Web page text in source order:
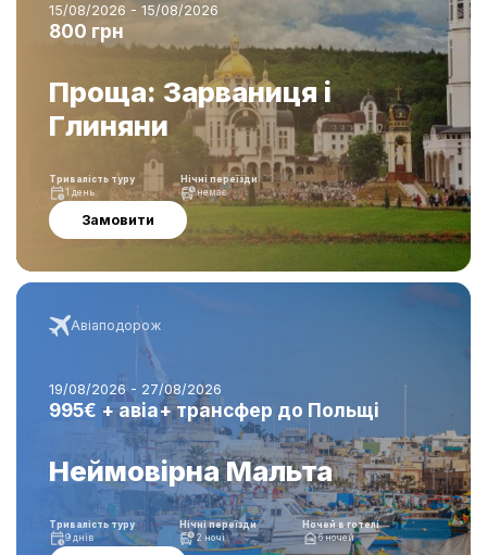
15/08/2026 - 15/08/2026
800 грн
Проща: Зарваниця і
Глиняни
Замовити
Тривалість туру
1 день
Нічні переїзди
немає
Авіаподорож
19/08/2026 - 27/08/2026
995€ + авіа+ трансфер до Польщі
Неймовірна Мальта
Тривалість туру
9 днів
Нічні переїзди
2 ночі
Ночей в готелі
6 ночей